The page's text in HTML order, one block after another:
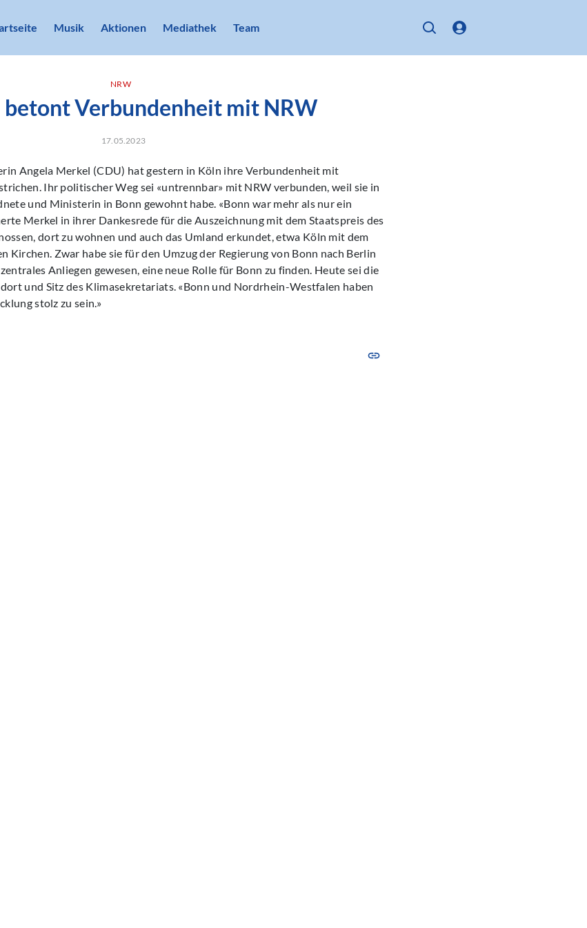
Musik Aktionen Mediathek Team
NRW
Verbundenheit mit NRW
17.05.2023
Angela Merkel (CDU) hat gestern in Köln ihre Verbundenheit mit
Ihr politischer Weg sei «untrennbar» mit NRW verbunden, weil sie in
und Ministerin in Bonn gewohnt habe. «Bonn war mehr als nur ein
Merkel in ihrer Dankesrede für die Auszeichnung mit dem Staatspreis des
dort zu wohnen und auch das Umland erkundet, etwa Köln mit dem
Kirchen. Zwar habe sie für den Umzug der Regierung von Bonn nach Berlin
Anliegen gewesen, eine neue Rolle für Bonn zu finden. Heute sei die
und Sitz des Klimasekretariats. «Bonn und Nordrhein-Westfalen haben
stolz zu sein.»